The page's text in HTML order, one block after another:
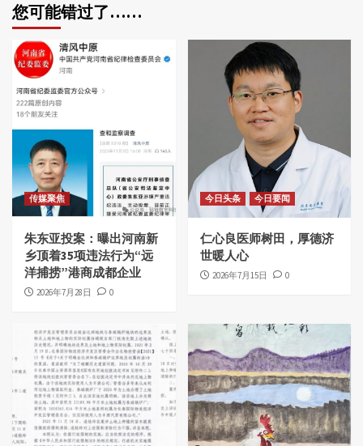
您可能错过了……
传媒聚焦
朱东亚投案：曝出河南新
乡顶着35项违法行为“远
洋捕捞”港商成都企业
2026年7月28日 0
今日头条 今日要闻
仁心良医师树田，厚德济
世暖人心
2026年7月15日 0